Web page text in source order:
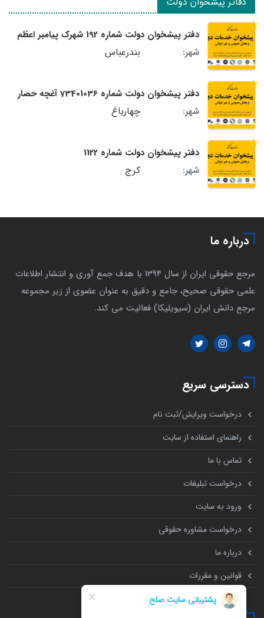
دفتر پیشخوان دولت شماره 192 شهرک پیامبر اعظم
شهر:
بندرعباس
دفتر پیشخوان دولت شماره 73401036 آغچه حصار
شهر:
چهارباغ
دفتر پیشخوان دولت شماره 1122
شهر:
کرج
درباره ما
مرجع حقوقی ایران از سال 1394 با هدف جمع آوری و انتشار اطلاعات
علمی حقوقی صحیح، جامع و دقیق به عنوان عضوی از زیر مجموعه
مرجع دانش ایران (سیویلیکا) فعالیت می کند.
دسترسی سریع
درخواست ویرایش/ثبت نام
راهنمای استفاده از سایت
تماس با ما
درخواست تبلیغات
ورود به سایت
درخواست مشاوره حقوقی
درباره ما
قوانین و مقررات